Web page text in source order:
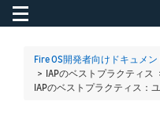
Toggle navigation
Fire OS開発者向けドキュメン
> IAPのベストプラクティス
IAPのベストプラクティス：